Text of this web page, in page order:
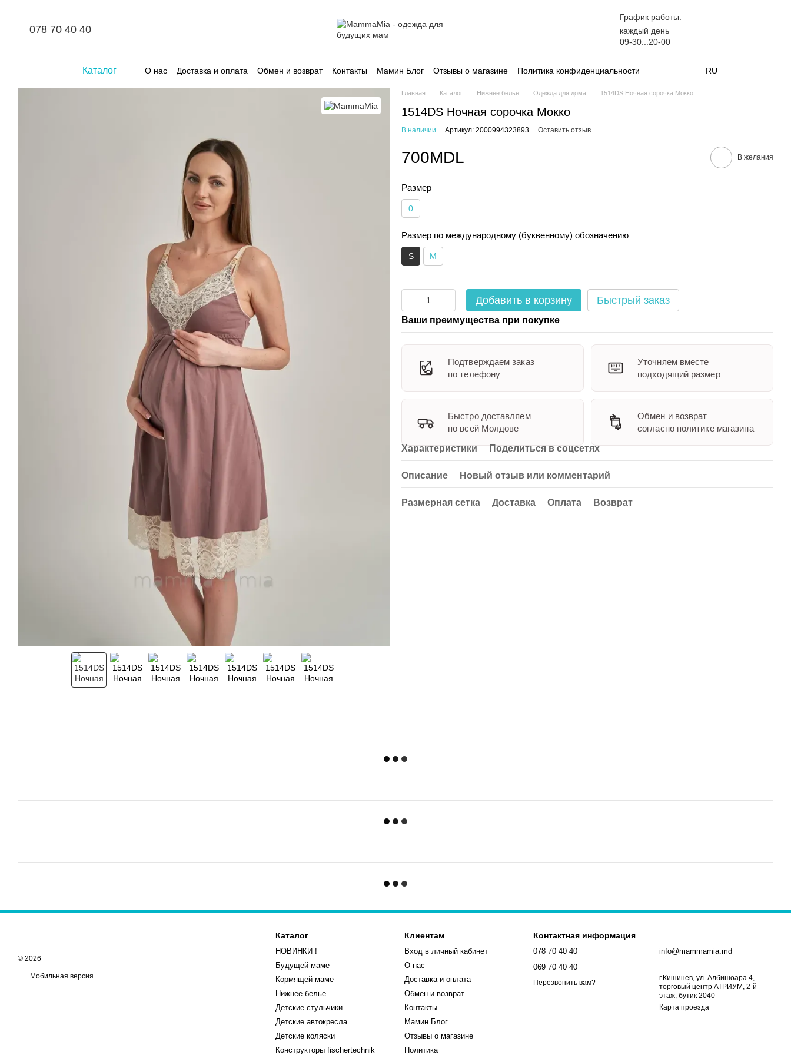
078 70 40 40
График работы:
каждый день
09-30...20-00
Каталог О нас Доставка и оплата Обмен и возврат Контакты Мамин Блог Отзывы о магазине Политика конфиденциальности RU
Главная Каталог Нижнее белье Одежда для дома 1514DS Ночная сорочка Мокко
1514DS Ночная сорочка Мокко
В наличии Артикул: 2000994323893 Оставить отзыв
700MDL В желания
Размер
0
Размер по международному (буквенному) обозначению
S M
Добавить в корзину Быстрый заказ
Ваши преимущества при покупке
Подтверждаем заказ
по телефону
Уточняем вместе
подходящий размер
Быстро доставляем
по всей Молдове
Обмен и возврат
согласно политике магазина
Характеристики
Поделиться в соцсетях
Описание Новый отзыв или комментарий
Размерная сетка Доставка Оплата Возврат
© 2026
Мобильная версия
Каталог
НОВИНКИ !
Будущей маме
Кормящей маме
Нижнее белье
Детские стульчики
Детские автокресла
Детские коляски
Конструкторы fischertechnik
Клиентам
Вход в личный кабинет
О нас
Доставка и оплата
Обмен и возврат
Контакты
Мамин Блог
Отзывы о магазине
Политика
Контактная информация
078 70 40 40
069 70 40 40
Перезвонить вам?
info@mammamia.md
г.Кишинев, ул. Албишоара 4,
торговый центр АТРИУМ, 2-й
этаж, бутик 2040
Карта проезда